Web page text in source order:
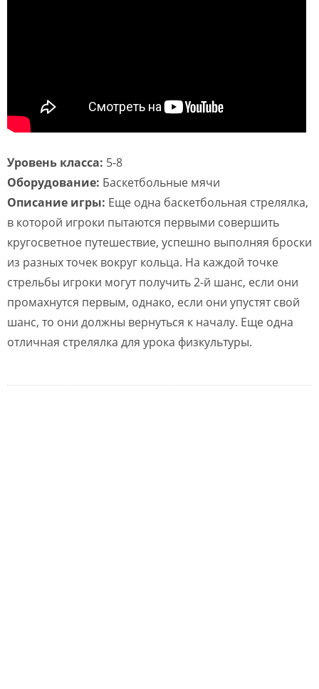
Уровень класса: 5-8
Оборудование: Баскетбольные мячи
Описание игры: Еще одна баскетбольная стрелялка,
в которой игроки пытаются первыми совершить
кругосветное путешествие, успешно выполняя броски
из разных точек вокруг кольца. На каждой точке
стрельбы игроки могут получить 2-й шанс, если они
промахнутся первым, однако, если они упустят свой
шанс, то они должны вернуться к началу. Еще одна
отличная стрелялка для урока физкультуры.